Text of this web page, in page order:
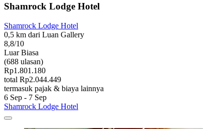
Shamrock Lodge Hotel
Shamrock Lodge Hotel
0,5 km dari Luan Gallery
8,8/10
Luar Biasa
(688 ulasan)
Rp1.801.180
total Rp2.044.449
termasuk pajak & biaya lainnya
6 Sep - 7 Sep
Shamrock Lodge Hotel